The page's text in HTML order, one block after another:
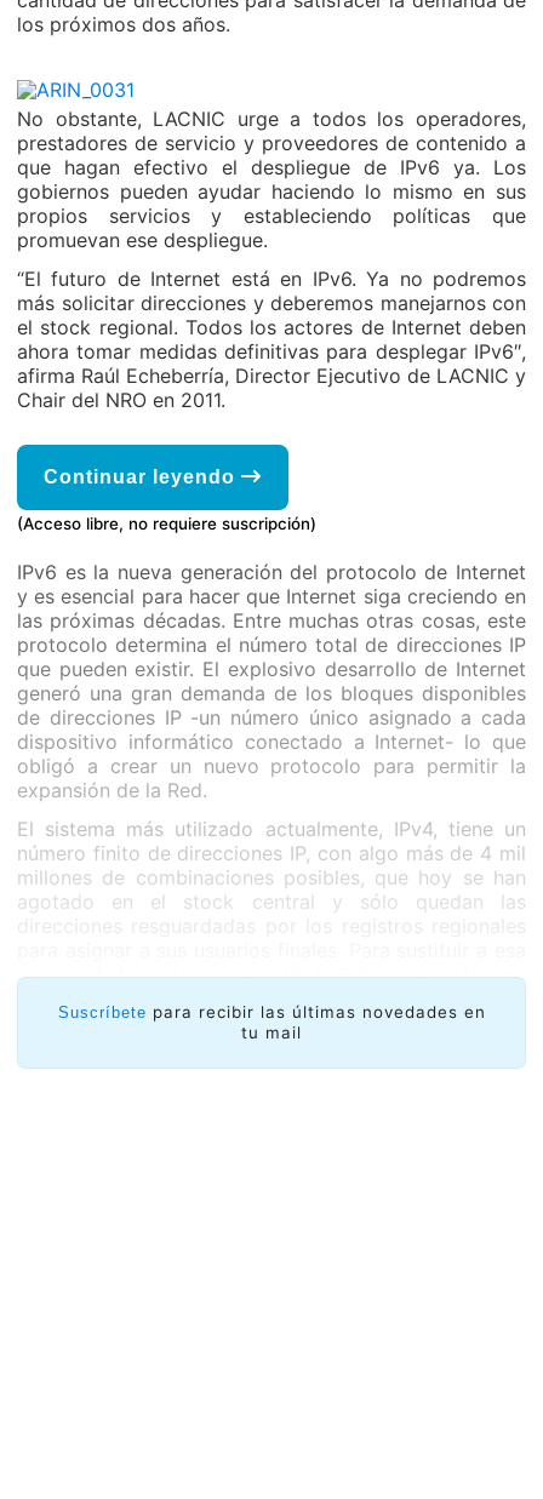
los próximos dos años.
No obstante, LACNIC urge a todos los operadores,
prestadores de servicio y proveedores de contenido a
que hagan efectivo el despliegue de IPv6 ya. Los
gobiernos pueden ayudar haciendo lo mismo en sus
propios servicios y estableciendo políticas que
promuevan ese despliegue.
“El futuro de Internet está en IPv6. Ya no podremos
más solicitar direcciones y deberemos manejarnos con
el stock regional. Todos los actores de Internet deben
ahora tomar medidas definitivas para desplegar IPv6″,
afirma Raúl Echeberría, Director Ejecutivo de LACNIC y
Chair del NRO en 2011.
Continuar leyendo
(Acceso libre, no requiere suscripción)
IPv6 es la nueva generación del protocolo de Internet
y es esencial para hacer que Internet siga creciendo en
las próximas décadas. Entre muchas otras cosas, este
protocolo determina el número total de direcciones IP
que pueden existir. El explosivo desarrollo de Internet
generó una gran demanda de los bloques disponibles
de direcciones IP -un número único asignado a cada
dispositivo informático conectado a Internet- lo que
obligó a crear un nuevo protocolo para permitir la
expansión de la Red.
El sistema más utilizado actualmente, IPv4, tiene un
número finito de direcciones IP, con algo más de 4 mil
millones de combinaciones posibles, que hoy se han
agotado en el stock central y sólo quedan las
direcciones resguardadas por los registros regionales
versión 4 del protocolo, se ideó IPv6, una plataforma
mucho más avanzada y amplia, con mayores
posibilidades.
No es el fin de Internet, simplemente el salto
Suscríbete para recibir las últimas novedades en
tu mail